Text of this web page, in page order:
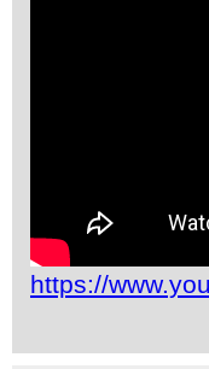
https://